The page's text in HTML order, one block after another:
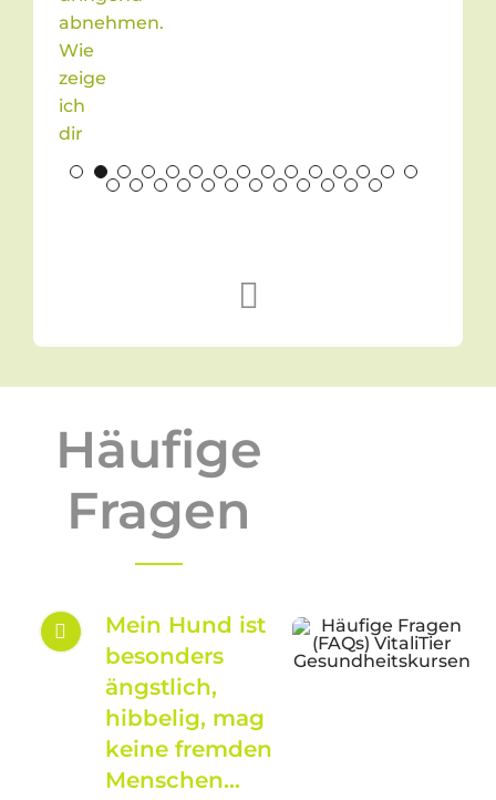
einer Stelle auch mal kurz
unangenehm für ihn wird.
Also falls hier jemand überlegen
sollte mit seinem Hund, sei er
zu Kathrin in Behandlung zu gehen,
Sie hat nicht nur Ahnung von dem
was sie macht sie hat auch einfach
Häufige
Fragen
Mein Hund ist
besonders
ängstlich,
hibbelig, mag
keine fremden
Menschen...